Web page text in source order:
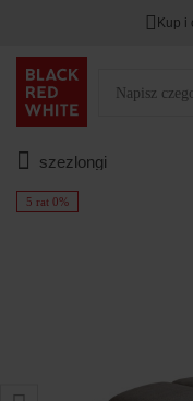
Kup i
szezlongi
5 rat 0%